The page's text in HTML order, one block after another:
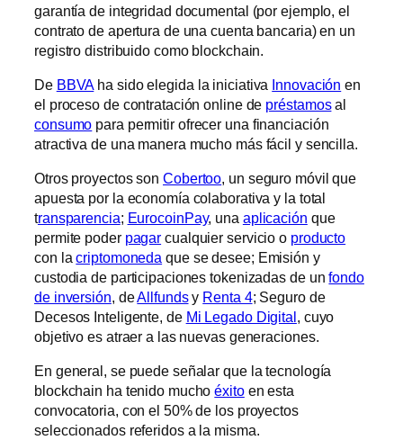
garantía de integridad documental (por ejemplo, el
contrato de apertura de una cuenta bancaria) en un
registro distribuido como blockchain.
De BBVAha sido elegida la iniciativa Innovación en
el proceso de contratación online de préstamosal
consumo para permitir ofrecer una financiación
atractiva de una manera mucho más fácil y sencilla.
Otros proyectos son Cobertoo, un seguro móvil que
apuesta por la economía colaborativa y la total
transparencia; EurocoinPay, una aplicación que
permite poder pagar cualquier servicio o producto
con lacriptomoneda que se desee; Emisión y
custodia de participaciones tokenizadas de unfondo
de inversión, deAllfundsy Renta 4; Seguro de
Decesos Inteligente, de Mi Legado Digital, cuyo
objetivo es atraer a las nuevas generaciones.
En general, se puede señalar que la tecnología
blockchain ha tenido muchoéxitoen esta
convocatoria, con el 50% de los proyectos
seleccionados referidos a la misma.